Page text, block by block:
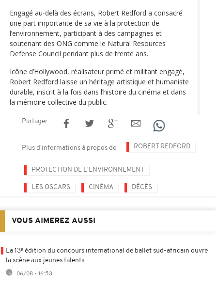
Engagé au-delà des écrans, Robert Redford a consacré
une part importante de sa vie à la protection de
l’environnement, participant à des campagnes et
soutenant des ONG comme le Natural Resources
Defense Council pendant plus de trente ans.
Icône d’Hollywood, réalisateur primé et militant engagé,
Robert Redford laisse un héritage artistique et humaniste
durable, inscrit à la fois dans l’histoire du cinéma et dans
la mémoire collective du public.
Partager
Plus d'informations à propos de ROBERT REDFORD
PROTECTION DE L'ENVIRONNEMENT
LES OSCARS CINÉMA DÉCÈS
VOUS AIMEREZ AUSSI
La 13ᵉ édition du concours international de ballet sud-africain ouvre
la scène aux jeunes talents
06/08 - 16:53